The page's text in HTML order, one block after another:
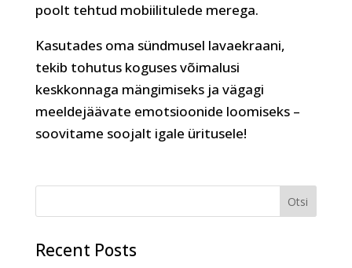
poolt tehtud mobiilitulede merega.
Kasutades oma sündmusel lavaekraani,
tekib tohutus koguses võimalusi
keskkonnaga mängimiseks ja vägagi
meeldejäävate emotsioonide loomiseks –
soovitame soojalt igale üritusele!
Recent Posts